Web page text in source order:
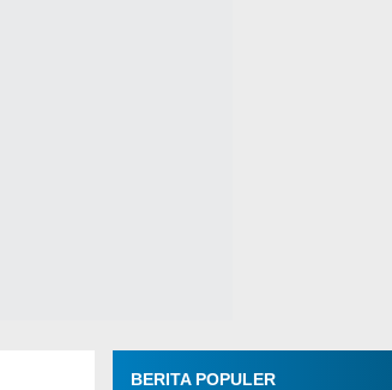
BERITA POPULER